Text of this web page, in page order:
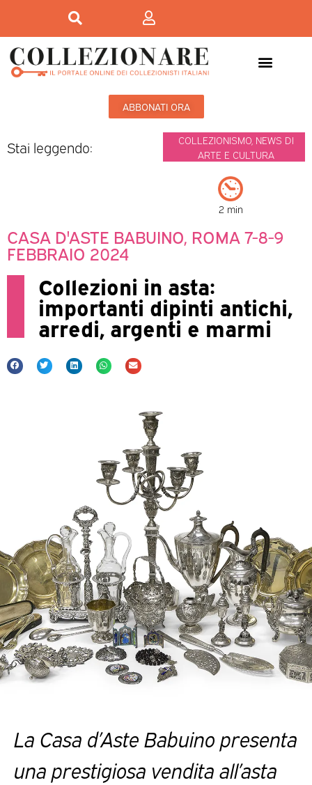
ABBONATI ORA
Stai leggendo: COLLEZIONISMO, NEWS DI
ARTE E CULTURA
2 min
CASA D'ASTE BABUINO, ROMA 7-8-9
FEBBRAIO 2024
Collezioni in asta:
importanti dipinti antichi,
arredi, argenti e marmi
La Casa d’Aste Babuino presenta
una prestigiosa vendita all’asta